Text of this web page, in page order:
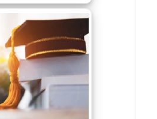
المنح